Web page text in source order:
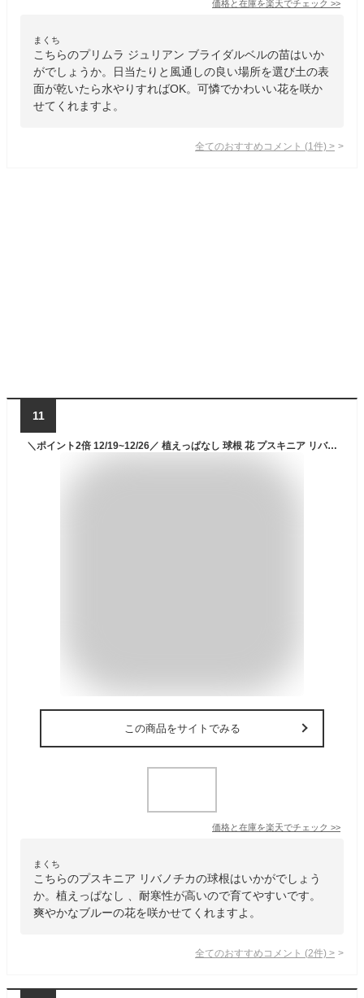
価格と在庫を楽天でチェック >>
まくち
こちらのプリムラ ジュリアン ブライダルベルの苗はいか
がでしょうか。日当たりと風通しの良い場所を選び土の表
面が乾いたら水やりすればOK。可憐でかわいい花を咲か
せてくれますよ。
全てのおすすめコメント (1 件) >
11
＼ポイント2倍 12/19~12/26／ 植えっぱなし 球根 花 プスキニア リバノチカ 選べるセット 5球〜36球 小球根【お届け中 小球根 送料無料（一部セットを除く)】 Puschkinia scilloides 花の球根 秋植え球根 耐寒性 冬 庭植え 花壇 春 野放し球根 【2025BU】【mail】
この商品をサイトでみる
価格と在庫を楽天でチェック >>
まくち
こちらのプスキニア リバノチカの球根はいかがでしょう
か。植えっぱなし 、耐寒性が高いので育てやすいです。
爽やかなブルーの花を咲かせてくれますよ。
全てのおすすめコメント (2件) >